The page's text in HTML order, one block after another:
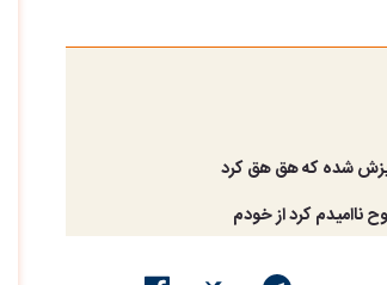
شده که هق هق کرد
ناامیدم کرد از خودم